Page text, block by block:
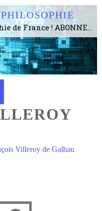
Le plus gros site de philosophie de France ! ABONNEZ-VOUS ! 4115 Articles, 1634 abonné·e·s, depuis 2006 . . . . . . . . 2 852 214 pages vues jusqu'à présent. Prestance et être apte à un plus grand nombre de choses.
Villeroy de Galhau